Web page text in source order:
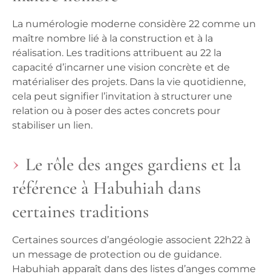
La numérologie moderne considère 22 comme un
maître nombre lié à la construction et à la
réalisation. Les traditions attribuent au 22 la
capacité d’incarner une vision concrète et de
matérialiser des projets. Dans la vie quotidienne,
cela peut signifier l’invitation à structurer une
relation ou à poser des actes concrets pour
stabiliser un lien.
Le rôle des anges gardiens et la
référence à Habuhiah dans
certaines traditions
Certaines sources d’angéologie associent 22h22 à
un message de protection ou de guidance.
Habuhiah apparaît dans des listes d’anges comme